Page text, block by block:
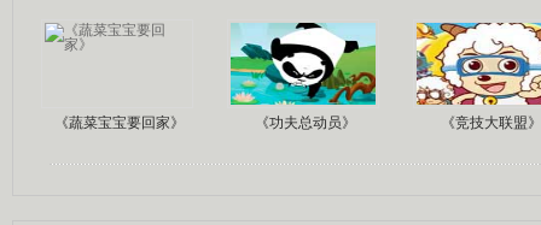
《蔬菜宝宝要回家》 《功夫总动员》 《竞技大联盟》